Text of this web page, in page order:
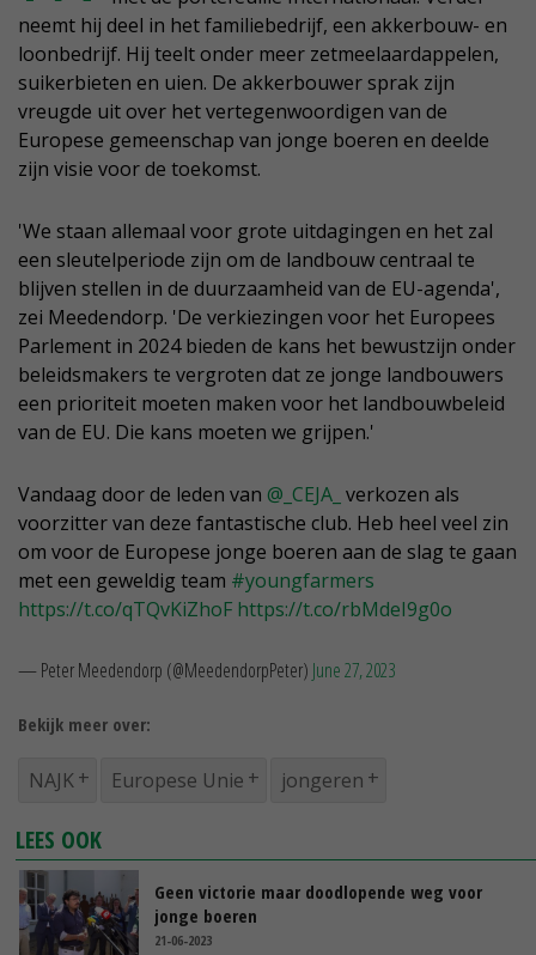
neemt hij deel in het familiebedrijf, een akkerbouw- en
loonbedrijf. Hij teelt onder meer zetmeelaardappelen,
suikerbieten en uien. De akkerbouwer sprak zijn
vreugde uit over het vertegenwoordigen van de
Europese gemeenschap van jonge boeren en deelde
zijn visie voor de toekomst.
'We staan allemaal voor grote uitdagingen en het zal
een sleutelperiode zijn om de landbouw centraal te
blijven stellen in de duurzaamheid van de EU-agenda',
zei Meedendorp. 'De verkiezingen voor het Europees
Parlement in 2024 bieden de kans het bewustzijn onder
beleidsmakers te vergroten dat ze jonge landbouwers
een prioriteit moeten maken voor het landbouwbeleid
van de EU. Die kans moeten we grijpen.'
Vandaag door de leden van @_CEJA_ verkozen als
voorzitter van deze fantastische club. Heb heel veel zin
om voor de Europese jonge boeren aan de slag te gaan
met een geweldig team #youngfarmers
https://t.co/qTQvKiZhoF https://t.co/rbMdeI9g0o
— Peter Meedendorp (@MeedendorpPeter) June 27, 2023
Bekijk meer over:
NAJK Europese Unie jongeren
LEES OOK
Geen victorie maar doodlopende weg voor
jonge boeren
21-06-2023